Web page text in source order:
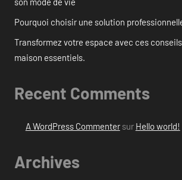
Pourquoi choisir une solution
Transformez votre espace avec ces
maison essentiels.
Recent Comments
A WordPress Commentersur Hello world!
Archives